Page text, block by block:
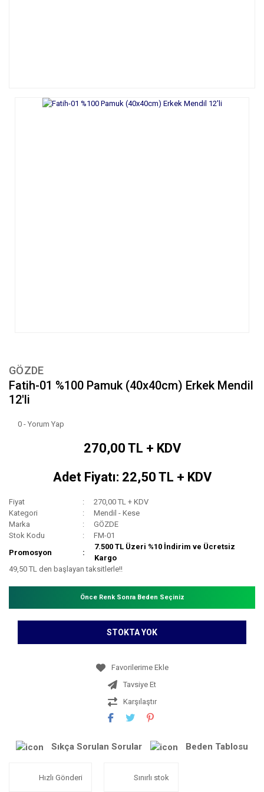
GÖZDE
Fatih-01 %100 Pamuk (40x40cm) Erkek Mendil
12'li
0 - Yorum Yap
270,00 TL + KDV
Adet Fiyatı: 22,50 TL + KDV
Fiyat
270,00 TL + KDV
Kategori
Mendil - Kese
Marka
GÖZDE
Stok Kodu
FM-01
Promosyon
7.500 TL Üzeri %10 İndirim ve Ücretsiz
Kargo
49,50 TL den başlayan taksitlerle!!
Önce Renk Sonra Beden Seçiniz
STOKTA YOK
Tavsiye Et
Karşılaştır
Sıkça Sorulan Sorular Beden Tablosu
Hızlı Gönderi Sınırlı stok